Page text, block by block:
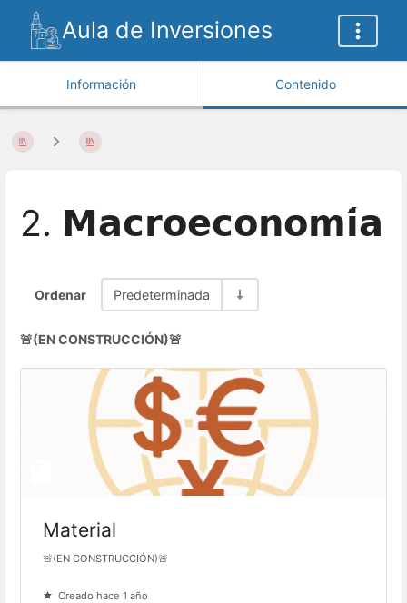
Aula de Inversiones
Información Contenido
2. 𝗠𝗮𝗰𝗿𝗼𝗲𝗰𝗼𝗻𝗼𝗺𝗶́𝗮
Ordenar Predeterminada
🚨(EN CONSTRUCCIÓN)🚨
Material
🚨(EN CONSTRUCCIÓN)🚨
Creado hace 1 año